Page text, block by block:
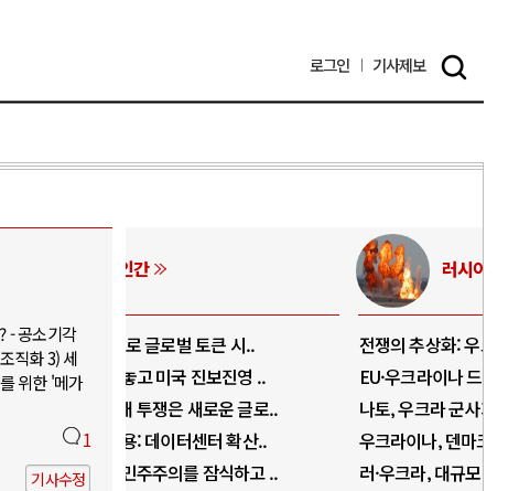
로그인 기사제보
- 공소기각
직화 3) 세
위한 '메가
1
기사수정
시..
영 ..
산..
하고 ..
러시아-우크라이나 전쟁
전쟁의 추상화: 우크라이나, 대리전의 역..
EU·우크라이나 드론 협력 직후, 러시아..
나토, 우크라 군사지원 2027년까지 공..
우크라이나, 덴마크, 에스토니아, 네덜란..
러·우크라, 대규모 공습 주고받아…민간 ..